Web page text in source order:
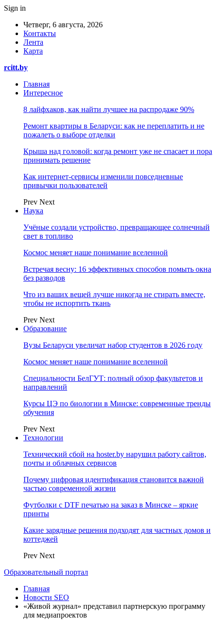
Sign in
Четверг, 6 августа, 2026
Контакты
Лента
Карта
rcitt.by
Главная
Интересное
8 лайфхаков, как найти лучшее на распродаже 90%
Ремонт квартиры в Беларуси: как не переплатить и не
пожалеть о выборе отделки
Крыша над головой: когда ремонт уже не спасает и пора
принимать решение
Как интернет-сервисы изменили повседневные
привычки пользователей
Prev Next
Наука
Учёные создали устройство, превращающее солнечный
свет в топливо
Космос меняет наше понимание вселенной
Встречая весну: 16 эффективных способов помыть окна
без разводов
Что из ваших вещей лучше никогда не стирать вместе,
чтобы не испортить ткань
Prev Next
Образование
Вузы Беларуси увеличат набор студентов в 2026 году
Космос меняет наше понимание вселенной
Специальности БелГУТ: полный обзор факультетов и
направлений
Курсы ЦЭ по биологии в Минске: современные тренды
обучения
Prev Next
Технологии
Технический сбой на hoster.by нарушил работу сайтов,
почты и облачных сервисов
Почему цифровая идентификация становится важной
частью современной жизни
Футболки с DTF печатью на заказ в Минске – яркие
принты
Какие зарядные решения подходят для частных домов и
коттеджей
Prev Next
Образовательный портал
Главная
Новости SEO
«Живой журнал» представил партнерскую программу
для медиапроектов